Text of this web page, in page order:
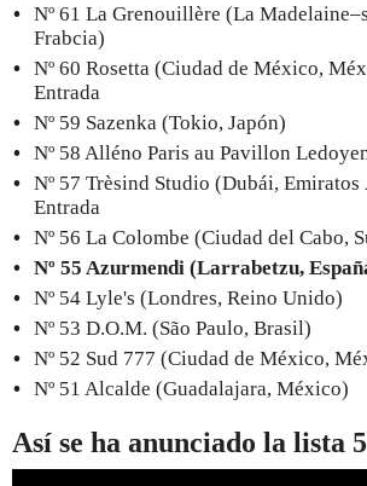
Nº 61 La Grenouillère (La
Frabcia)
Nº 60 Rosetta (Ciudad de México,
Entrada
Nº 59 Sazenka (Tokio, Japón)
Nº 58 Alléno Paris au Pavillon
Nº 57 Trèsind Studio (Dubái,
Entrada
Nº 56 La Colombe (Ciudad del Cabo,
Nº 55 Azurmendi (Larrabetzu,
Nº 54 Lyle's (Londres, Reino Unido)
Nº 53 D.O.M. (São Paulo, Brasil)
Nº 52 Sud 777 (Ciudad de México,
Nº 51 Alcalde (Guadalajara, México)
Así se ha anunciado la lista